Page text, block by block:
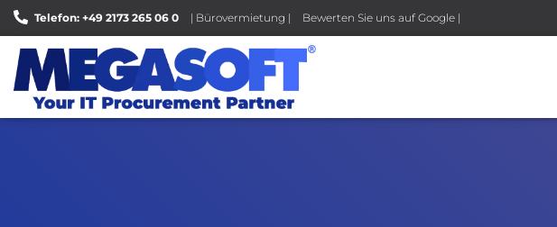
Telefon: +49 2173 265 06 0 | Bürovermietung | Bewerten Sie uns auf Google |